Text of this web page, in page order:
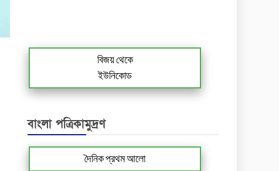
বিজয় থেকে
ইউনিকোড
বাংলা পত্রিকামুদ্রণ
দৈনিক প্রথম আলো